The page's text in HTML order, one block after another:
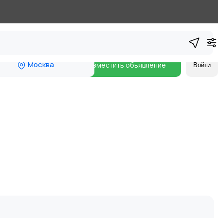
Москва Разместить объявление Войти